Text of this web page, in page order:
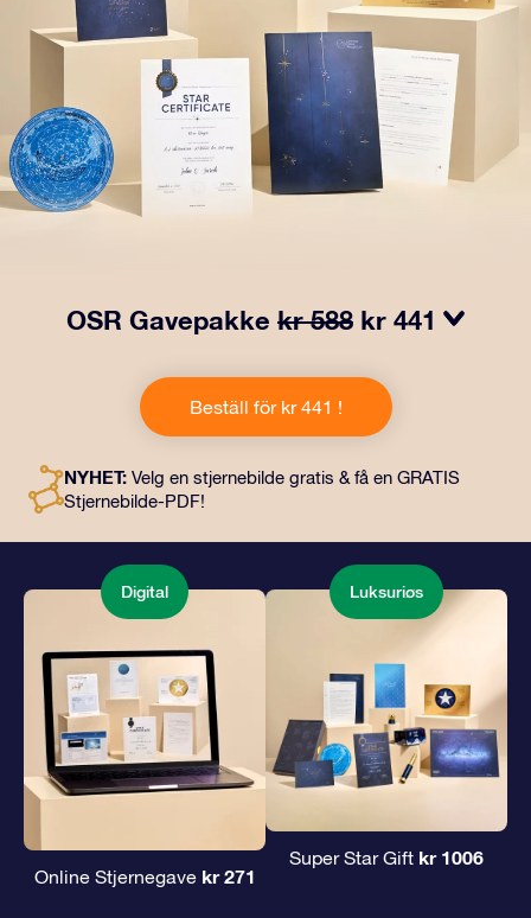
OSR Gavepakke kr 588 kr 441
gaven inkluderer en vakker konvolutt og personlige
dokumenter som kan sendes til en adresse etter eget
valg, samt digitale dokumenter og gratis bruk av våre
til venner og kjære på.
Beställ för kr 441 !
NYHET: Velg en stjernebilde gratis & få en GRATIS
Stjernebilde-PDF!
Digital
Online Stjernegave kr 271
Luksuriøs
Super Star Gift kr 1006